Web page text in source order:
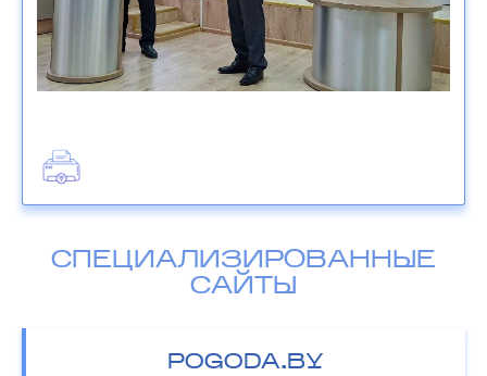
СПЕЦИАЛИЗИРОВАННЫЕ
САЙТЫ
POGODA.BY